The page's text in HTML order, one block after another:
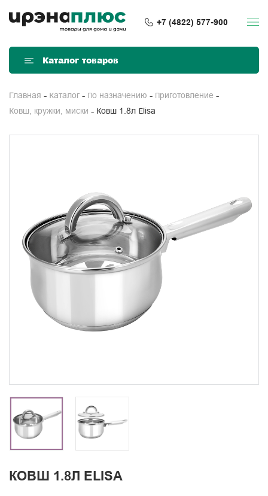
+7 (4822) 577-900
Каталог товаров
Главная Каталог По назначению Приготовление
Ковш, кружки, миски Ковш 1.8л Elisa
КОВШ 1.8Л ELISA